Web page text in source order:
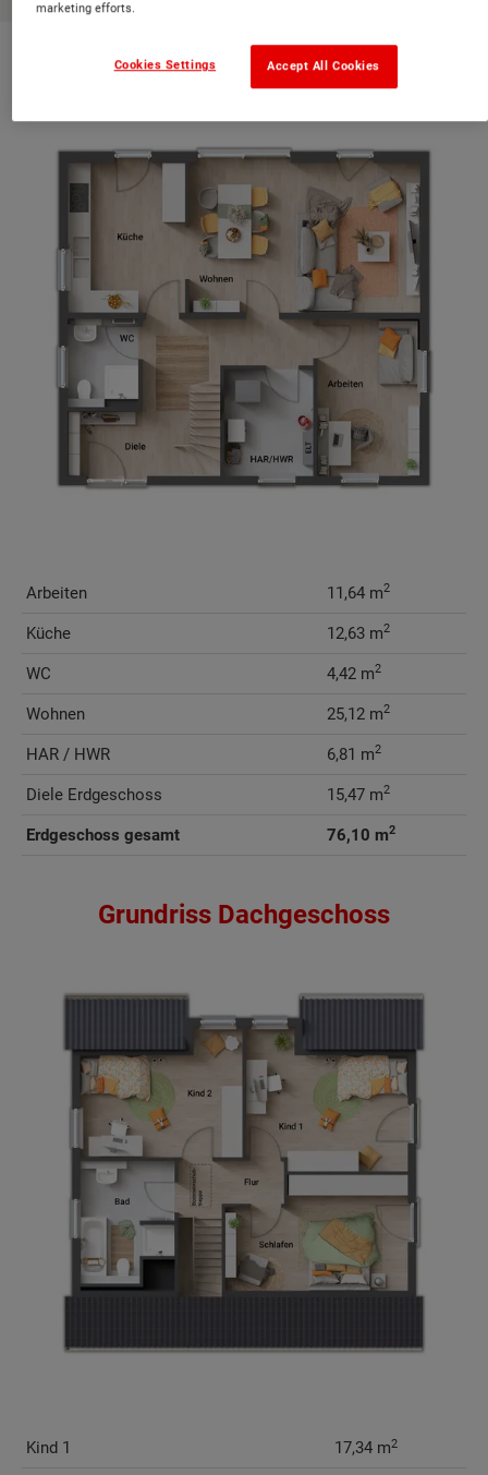
Grundriss Erdgeschoss
Arbeiten 11,64 m2
Küche 12,63 m2
WC 4,42 m2
Wohnen 25,12 m2
HAR / HWR 6,81 m2
Diele Erdgeschoss 15,47 m2
Erdgeschoss gesamt 76,10 m2
Grundriss Dachgeschoss
Kind 1 17,34 m2
marketing efforts.
Accept All Cookies
Cookies Settings